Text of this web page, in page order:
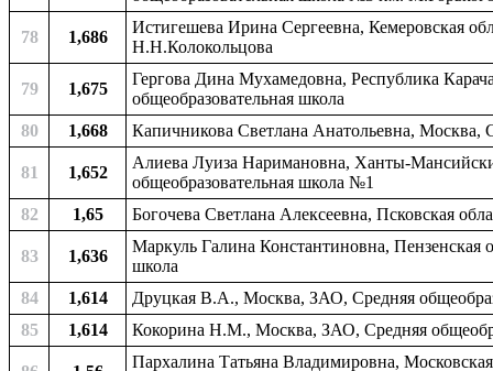
78 1,686
Истигешева Ирина Сергеевна, Кемеровская
Н.Н.Колокольцова
79 1,675
Гергова Дина Мухамедовна, Республика
общеобразовательная школа
80
1,668 Капичникова Светлана Анатольевна,
81 1,652
Алиева Луиза Наримановна, Ханты-
общеобразовательная школа №1
82
1,65 Богочева Светлана Алексеевна, Псковская
83 1,636
Маркуль Галина Константиновна, Пензенская
школа
84
1,614
Друцкая В.А., Москва, ЗАО, Средняя
85
1,614 Кокорина Н.М., Москва, ЗАО, Средняя
Пархалина Татьяна Владимировна,